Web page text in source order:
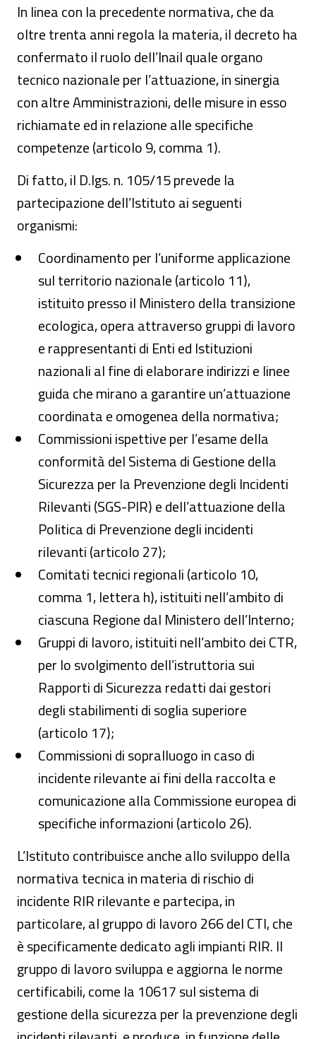
In linea con la precedente normativa, che da
oltre trenta anni regola la materia, il decreto ha
confermato il ruolo dell’Inail quale organo
tecnico nazionale per l’attuazione, in sinergia
con altre Amministrazioni, delle misure in esso
richiamate ed in relazione alle specifiche
competenze (articolo 9, comma 1).
Di fatto, il D.lgs. n. 105/15 prevede la
partecipazione dell’Istituto ai seguenti
organismi:
Coordinamento per l’uniforme applicazione
sul territorio nazionale (articolo 11),
istituito presso il Ministero della transizione
ecologica, opera attraverso gruppi di lavoro
e rappresentanti di Enti ed Istituzioni
nazionali al fine di elaborare indirizzi e linee
guida che mirano a garantire un’attuazione
coordinata e omogenea della normativa;
Commissioni ispettive per l’esame della
conformità del Sistema di Gestione della
Sicurezza per la Prevenzione degli Incidenti
Rilevanti (SGS-PIR) e dell’attuazione della
Politica di Prevenzione degli incidenti
rilevanti (articolo 27);
Comitati tecnici regionali (articolo 10,
comma 1, lettera h), istituiti nell’ambito di
ciascuna Regione dal Ministero dell’Interno;
Gruppi di lavoro, istituiti nell’ambito dei CTR,
per lo svolgimento dell’istruttoria sui
Rapporti di Sicurezza redatti dai gestori
degli stabilimenti di soglia superiore
(articolo 17);
Commissioni di sopralluogo in caso di
incidente rilevante ai fini della raccolta e
comunicazione alla Commissione europea di
specifiche informazioni (articolo 26).
L’Istituto contribuisce anche allo sviluppo della
normativa tecnica in materia di rischio di
incidente RIR rilevante e partecipa, in
particolare, al gruppo di lavoro 266 del CTI, che
è specificamente dedicato agli impianti RIR. Il
gruppo di lavoro sviluppa e aggiorna le norme
certificabili, come la 10617 sul sistema di
gestione della sicurezza per la prevenzione degli